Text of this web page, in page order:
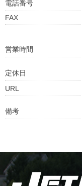
電話番号
FAX
営業時間
定休日
URL
備考